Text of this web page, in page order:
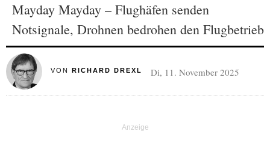
Mayday Mayday – Flughäfen senden
Notsignale, Drohnen bedrohen den Flugbetrieb
VON RICHARD DREXL Di, 11. November 2025